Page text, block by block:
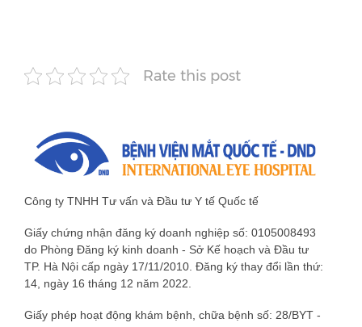
Rate this post
Công ty TNHH Tư vấn và Đầu tư Y tế Quốc tế
Giấy chứng nhận đăng ký doanh nghiệp số: 0105008493
do Phòng Đăng ký kinh doanh - Sở Kế hoạch và Đầu tư
TP. Hà Nội cấp ngày 17/11/2010. Đăng ký thay đổi lần thứ:
14, ngày 16 tháng 12 năm 2022.
Giấy phép hoạt động khám bệnh, chữa bệnh số: 28/BYT -